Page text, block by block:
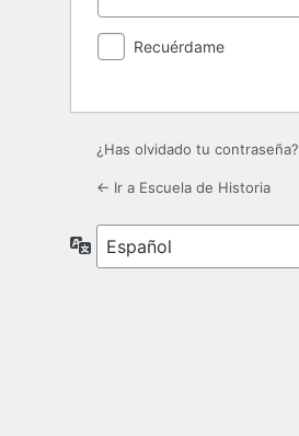
Recuérdame
¿Has olvidado tu contraseña?
← Ir a Escuela de Historia
Idioma